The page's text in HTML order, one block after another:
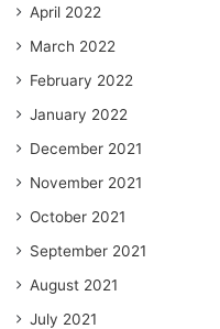
April 2022
March 2022
February 2022
January 2022
December 2021
November 2021
October 2021
September 2021
August 2021
July 2021